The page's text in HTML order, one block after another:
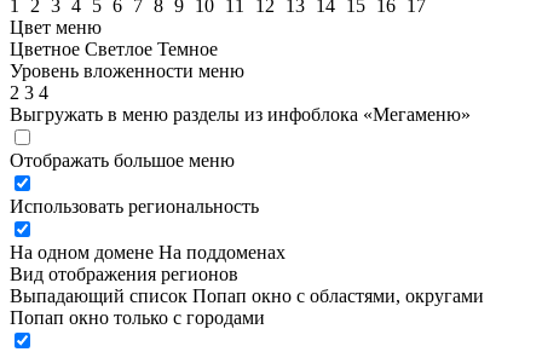
1
2 3 4 5 6 7 8 9 10 11 12 13 14 15 16 17
Цвет меню
Цветное Светлое Темное
Уровень вложенности меню
2 3 4
Выгружать в меню разделы из инфоблока «Мегаменю»
Отображать большое меню
Использовать региональность
На одном домене На поддоменах
Вид отображения регионов
Выпадающий список Попап окно c областями, округами
Попап окно только с городами